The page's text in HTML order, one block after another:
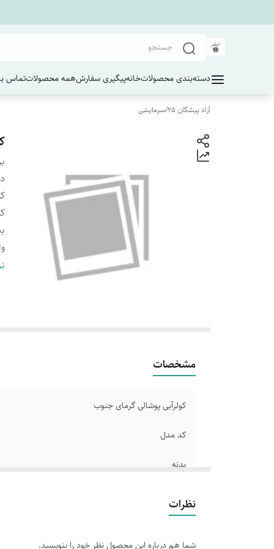
دسته‌بندی محصولاتخانهپیگیری سفارشهمه محصولاتتماس
آراد پیشگان 25 /سرمایشی
مشخصات
کولرآبی پوشالی گرمای جنوب
کد مدل
بدنه
نظرات
شما هم درباره این محصول نظر خود را بنویسید.